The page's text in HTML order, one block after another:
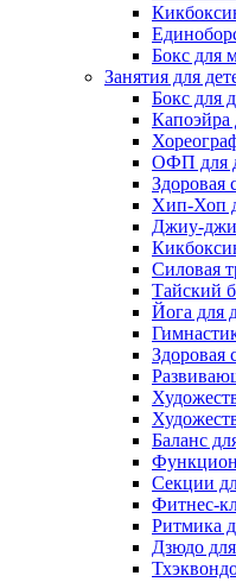
Бокс для
Занятия для
Бокс для
Капоэйра
ОФП для
Здоровая
Хип-Хоп
Джиу-
Силовая
Тайский
Йога для
Здоровая
Баланс
Секции
Фитнес-
Ритмика
Дзюдо